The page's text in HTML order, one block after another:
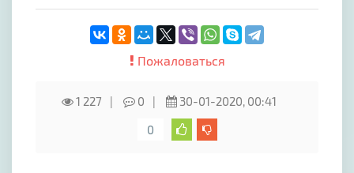
Пожаловаться
1 227 0
30-01-2020, 00:41
0